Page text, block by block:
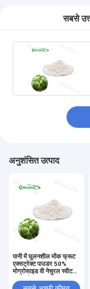
सबसे
अनुशंसित उत्पाद
पानी में घुलनशील मोंक फ्रूट
एक्सट्रेक्ट पाउडर 50%
मोग्रोसाइड वी नेचुरल स्वीटनर